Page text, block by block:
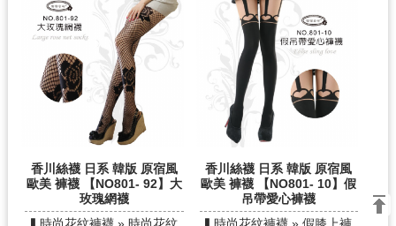
香川絲襪 日系 韓版 原宿風
歐美 褲襪 【NO801- 92】大
玫瑰網襪
▍時尚花紋褲襪 » 時尚花紋
香川絲襪 日系 韓版 原宿風
歐美 褲襪 【NO801- 10】假
吊帶愛心褲襪
▍時尚花紋褲襪 » 假膝上褲